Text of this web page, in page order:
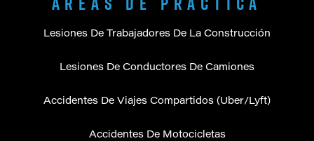
Lesiones De Trabajadores De La Construcción
Lesiones De Conductores De Camiones
Accidentes De Viajes Compartidos (Uber/Lyft)
Accidentes De Motocicletas